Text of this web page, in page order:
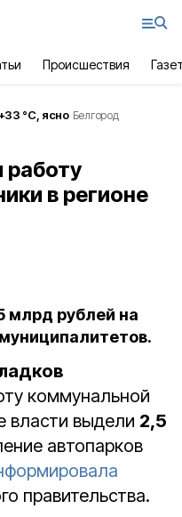
Происшествия
33 °С, ясно Белгород
работу
в регионе
млрд рублей на
коммунальной
власти выдели 2,5
автопарков
правительства.